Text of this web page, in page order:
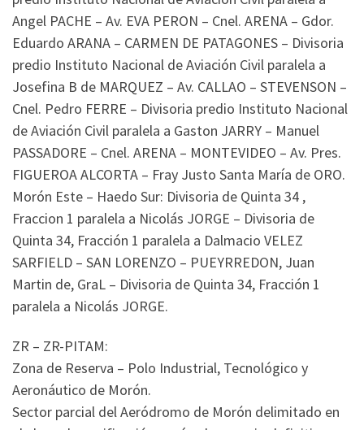
Angel PACHE – Av. EVA PERON – Cnel. ARENA – Gdor.
Eduardo ARANA – CARMEN DE PATAGONES – Divisoria
predio Instituto Nacional de Aviación Civil paralela a
Josefina B de MARQUEZ – Av. CALLAO – STEVENSON –
Cnel. Pedro FERRE – Divisoria predio Instituto Nacional
de Aviación Civil paralela a Gaston JARRY – Manuel
PASSADORE – Cnel. ARENA – MONTEVIDEO – Av. Pres.
FIGUEROA ALCORTA – Fray Justo Santa María de ORO.
Morón Este – Haedo Sur: Divisoria de Quinta 34 ,
Fraccion 1 paralela a Nicolás JORGE – Divisoria de
Quinta 34, Fracción 1 paralela a Dalmacio VELEZ
SARFIELD – SAN LORENZO – PUEYRREDON, Juan
Martin de, GraL – Divisoria de Quinta 34, Fracción 1
paralela a Nicolás JORGE.
ZR – ZR-PITAM:
Zona de Reserva – Polo Industrial, Tecnológico y
Aeronáutico de Morón.
Sector parcial del Aeródromo de Morón delimitado en